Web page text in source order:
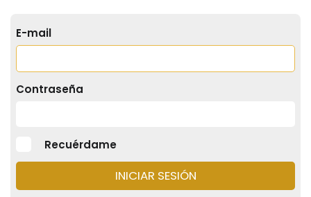
E-mail
Contraseña
Recuérdame